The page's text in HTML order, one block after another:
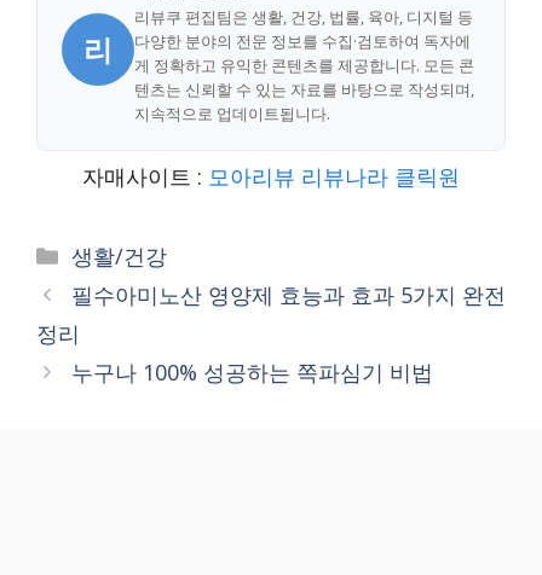
리
리뷰쿠 편집팀은 생활, 건강, 법률, 육아, 디지털 등
다양한 분야의 전문 정보를 수집·검토하여 독자에
게 정확하고 유익한 콘텐츠를 제공합니다. 모든 콘
텐츠는 신뢰할 수 있는 자료를 바탕으로 작성되며,
지속적으로 업데이트됩니다.
자매사이트 : 모아리뷰 리뷰나라 클릭원
Categories
생활/건강
필수아미노산 영양제 효능과 효과 5가지 완전
정리
누구나 100% 성공하는 쪽파심기 비법